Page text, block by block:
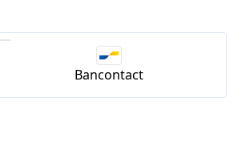
Bancontact